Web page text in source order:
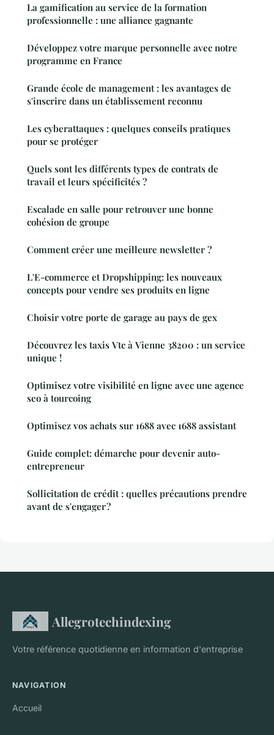
La gamification au service de la formation
professionnelle : une alliance gagnante
Développez votre marque personnelle avec notre
programme en France
Grande école de management : les avantages de
s'inscrire dans un établissement reconnu
Les cyberattaques : quelques conseils pratiques
pour se protéger
Quels sont les différents types de contrats de
travail et leurs spécificités ?
Escalade en salle pour retrouver une bonne
cohésion de groupe
Comment créer une meilleure newsletter ?
L'E-commerce et Dropshipping: les nouveaux
concepts pour vendre ses produits en ligne
Choisir votre porte de garage au pays de gex
Découvrez les taxis Vtc à Vienne 38200 : un service
unique !
Optimisez votre visibilité en ligne avec une agence
seo à tourcoing
Optimisez vos achats sur 1688 avec 1688 assistant
Guide complet: démarche pour devenir auto-
entrepreneur
Sollicitation de crédit : quelles précautions prendre
avant de s'engager ?
Allegrotechindexing
Votre référence quotidienne en information d'entreprise
NAVIGATION
Accueil